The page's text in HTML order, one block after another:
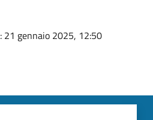
: 21 gennaio 2025, 12:50